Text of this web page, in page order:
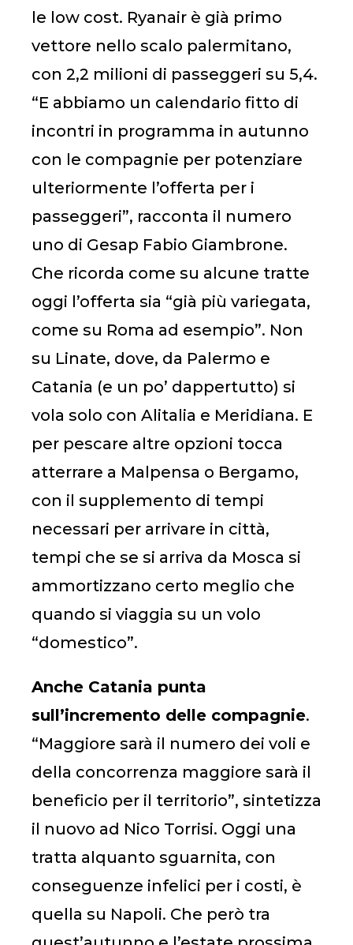
le low cost. Ryanair è già primo
vettore nello scalo palermitano,
con 2,2 milioni di passeggeri su 5,4.
“E abbiamo un calendario fitto di
incontri in programma in autunno
con le compagnie per potenziare
ulteriormente l’offerta per i
passeggeri”, racconta il numero
uno di Gesap Fabio Giambrone.
Che ricorda come su alcune tratte
oggi l’offerta sia “già più variegata,
come su Roma ad esempio”. Non
su Linate, dove, da Palermo e
Catania (e un po’ dappertutto) si
vola solo con Alitalia e Meridiana. E
per pescare altre opzioni tocca
atterrare a Malpensa o Bergamo,
con il supplemento di tempi
necessari per arrivare in città,
tempi che se si arriva da Mosca si
ammortizzano certo meglio che
quando si viaggia su un volo
“domestico”.
Anche Catania punta
sull’incremento delle compagnie.
“Maggiore sarà il numero dei voli e
della concorrenza maggiore sarà il
beneficio per il territorio”, sintetizza
il nuovo ad Nico Torrisi. Oggi una
tratta alquanto sguarnita, con
conseguenze infelici per i costi, è
quella su Napoli. Che però tra